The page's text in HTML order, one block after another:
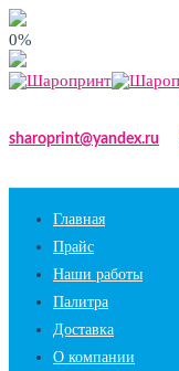
0%
sharoprint@yandex.ru
Главная
Прайс
Наши работы
Палитра
Доставка
О компании